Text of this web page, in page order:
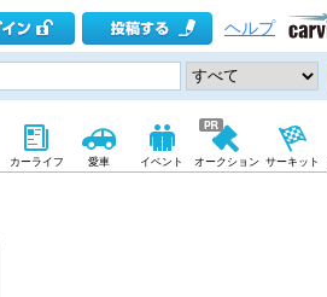
ヘルプ
カーライフ 愛車 イベント オークション サーキット